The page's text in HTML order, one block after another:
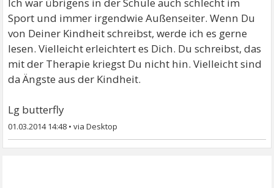
Sport und immer irgendwie Außenseiter. Wenn Du
von Deiner Kindheit schreibst, werde ich es gerne
lesen. Vielleicht erleichtert es Dich. Du schreibst, das
mit der Therapie kriegst Du nicht hin. Vielleicht sind
da Ängste aus der Kindheit.
Lg butterfly
01.03.2014 14:48 •